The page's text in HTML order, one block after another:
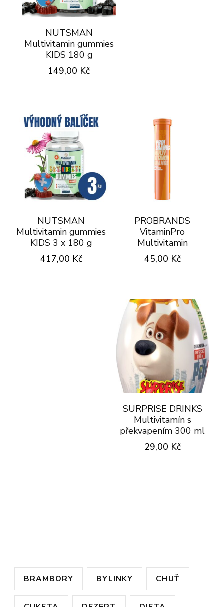
NUTSMAN
Multivitamin gummies
KIDS 180 g
149,00 Kč
NUTSMAN
Multivitamin gummies
KIDS 3 x 180 g
417,00 Kč
PROBRANDS
VitaminPro
Multivitamin
45,00 Kč
SURPRISE DRINKS
Multivitamín s
překvapením 300 ml
29,00 Kč
BRAMBORY BYLINKY CHUŤ